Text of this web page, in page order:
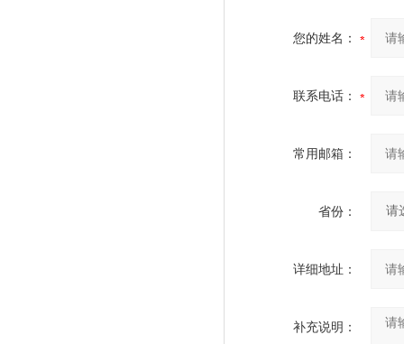
您的姓名：
联系电话：
常用邮箱：
省份：
详细地址：
补充说明：